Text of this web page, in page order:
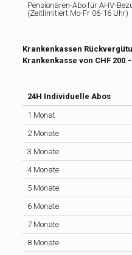
Pensionären-Abo für AHV-
(Zeitlimitiert Mo-Fr 06-16 Uhr)
Krankenkassen
Krankenkasse von CHF
24H Individuelle Abos
1 Monat
2 Monate
3 Monate
4 Monate
5 Monate
6 Monate
7 Monate
8 Monate